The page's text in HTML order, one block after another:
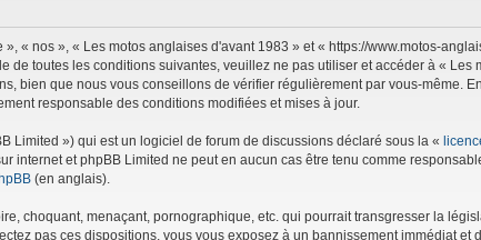
« nos », « Les motos anglaises d'avant 1983 » et « https://www.motos-
de toutes les conditions suivantes, veuillez ne pas utiliser et accéder à «
bien que nous vous conseillons de vérifier régulièrement par vous-même.
responsable des conditions modifiées et mises à jour.
Limited ») qui est un logiciel de forum de discussions déclaré sous la «
internet et phpBB Limited ne peut en aucun cas être tenu comme
(en anglais).
choquant, menaçant, pornographique, etc. qui pourrait transgresser la
pas ces dispositions, vous vous exposez à un bannissement immédiat et